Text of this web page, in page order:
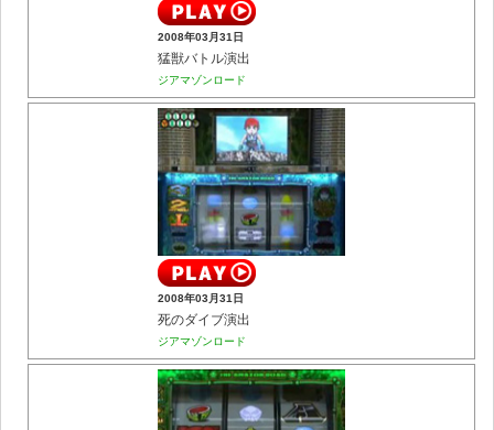
2008年03月31日
猛獣バトル演出
ジアマゾンロード
2008年03月31日
死のダイブ演出
ジアマゾンロード